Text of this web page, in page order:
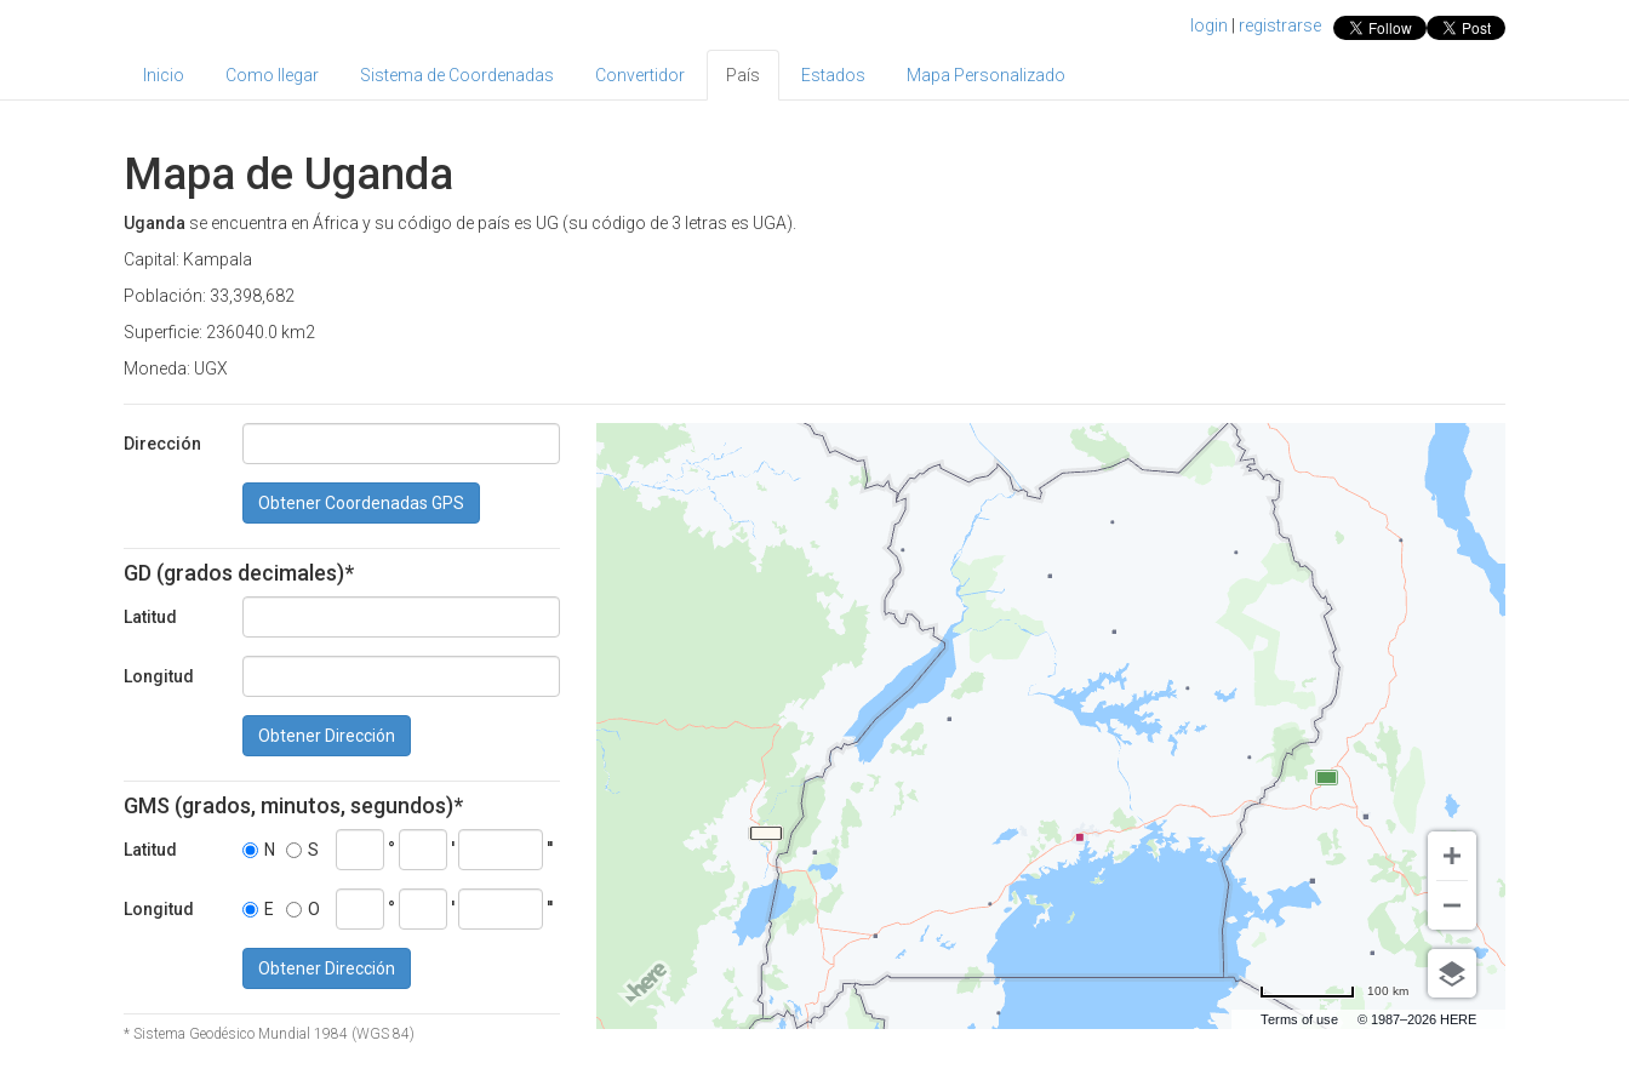
login registrarse
Inicio Como llegar Sistema de Coordenadas Convertidor País Estados Mapa Personalizado
Mapa de Uganda
Uganda se encuentra en África y su código de país es UG (su código de 3 letras es UGA).
Capital: Kampala
Población: 33,398,682
Superficie: 236040.0 km2
Moneda: UGX
Dirección
Obtener Coordenadas GPS
GD (grados decimales)*
Latitud
Longitud
Obtener Dirección
GMS (grados, minutos, segundos)*
Latitud N S ° ' ''
Longitud E O ° ' ''
Obtener Dirección
* Sistema Geodésico Mundial 1984 (WGS 84)
Terms of use © 1987–2026 HERE
100 km